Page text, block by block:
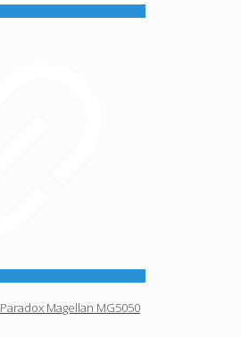
Magellan MG5050